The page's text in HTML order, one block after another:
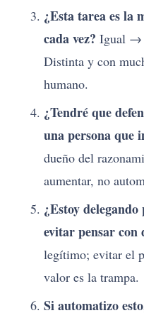
¿Esta tarea es la
cada vez? Igual →
Distinta y con
humano.
¿Tendré que
una persona que
dueño del
aumentar, no
¿Estoy
evitar pensar con
legítimo; evitar el
valor es la trampa.
Si automatizo